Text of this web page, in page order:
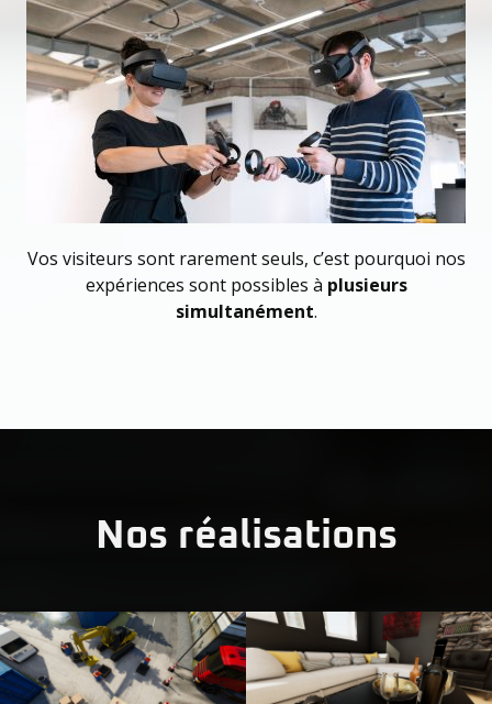
Vos visiteurs sont rarement seuls, c’est pourquoi nos
expériences sont possibles à plusieurs
simultanément.
Nos réalisations